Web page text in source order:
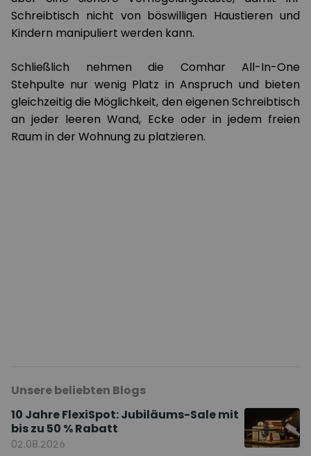
Schreibtisch nicht von böswilligen Haustieren und
Kindern manipuliert werden kann.
Schließlich nehmen die Comhar All-In-One
Stehpulte nur wenig Platz in Anspruch und bieten
gleichzeitig die Möglichkeit, den eigenen Schreibtisch
an jeder leeren Wand, Ecke oder in jedem freien
Raum in der Wohnung zu platzieren.
Unsere beliebten Blogs
10 Jahre FlexiSpot: Jubiläums-Sale mit
bis zu 50 % Rabatt
02.08.2026